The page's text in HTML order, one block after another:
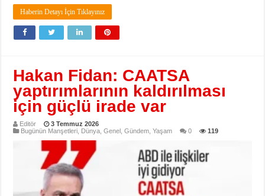
Haberin Detayı İçin Tıklayınız
Hakan Fidan: CAATSA
yaptırımlarının kaldırılması
için güçlü irade var
Editör
3 Temmuz 2026
Bugünün Manşetleri Dünya ,Genel ,Gündem ,Yaşam 0 119